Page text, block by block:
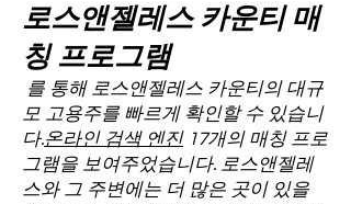
로스앤젤레스 카운티 매
칭 프로그램
를 통해 로스앤젤레스 카운티의 대규
모 고용주를 빠르게 확인할 수 있습니
다.온라인 검색 엔진17개의 매칭 프로
그램을 보여주었습니다. 로스앤젤레
스와 그 주변에는 더 많은 곳이 있을